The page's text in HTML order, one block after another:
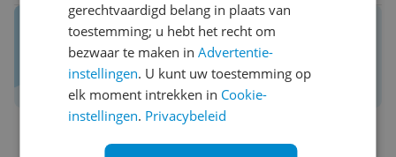
Reviews van echte kopers.
Daar maak je een betere keuze mee!
Schrijf een review over Kieskeurig.nl
gerechtvaardigd belang in plaats van
toestemming; u hebt het recht om
bezwaar te maken inAdvertentie-
instellingen. U kunt uw toestemming op
elk moment intrekken in Cookie-
instellingen. Privacybeleid